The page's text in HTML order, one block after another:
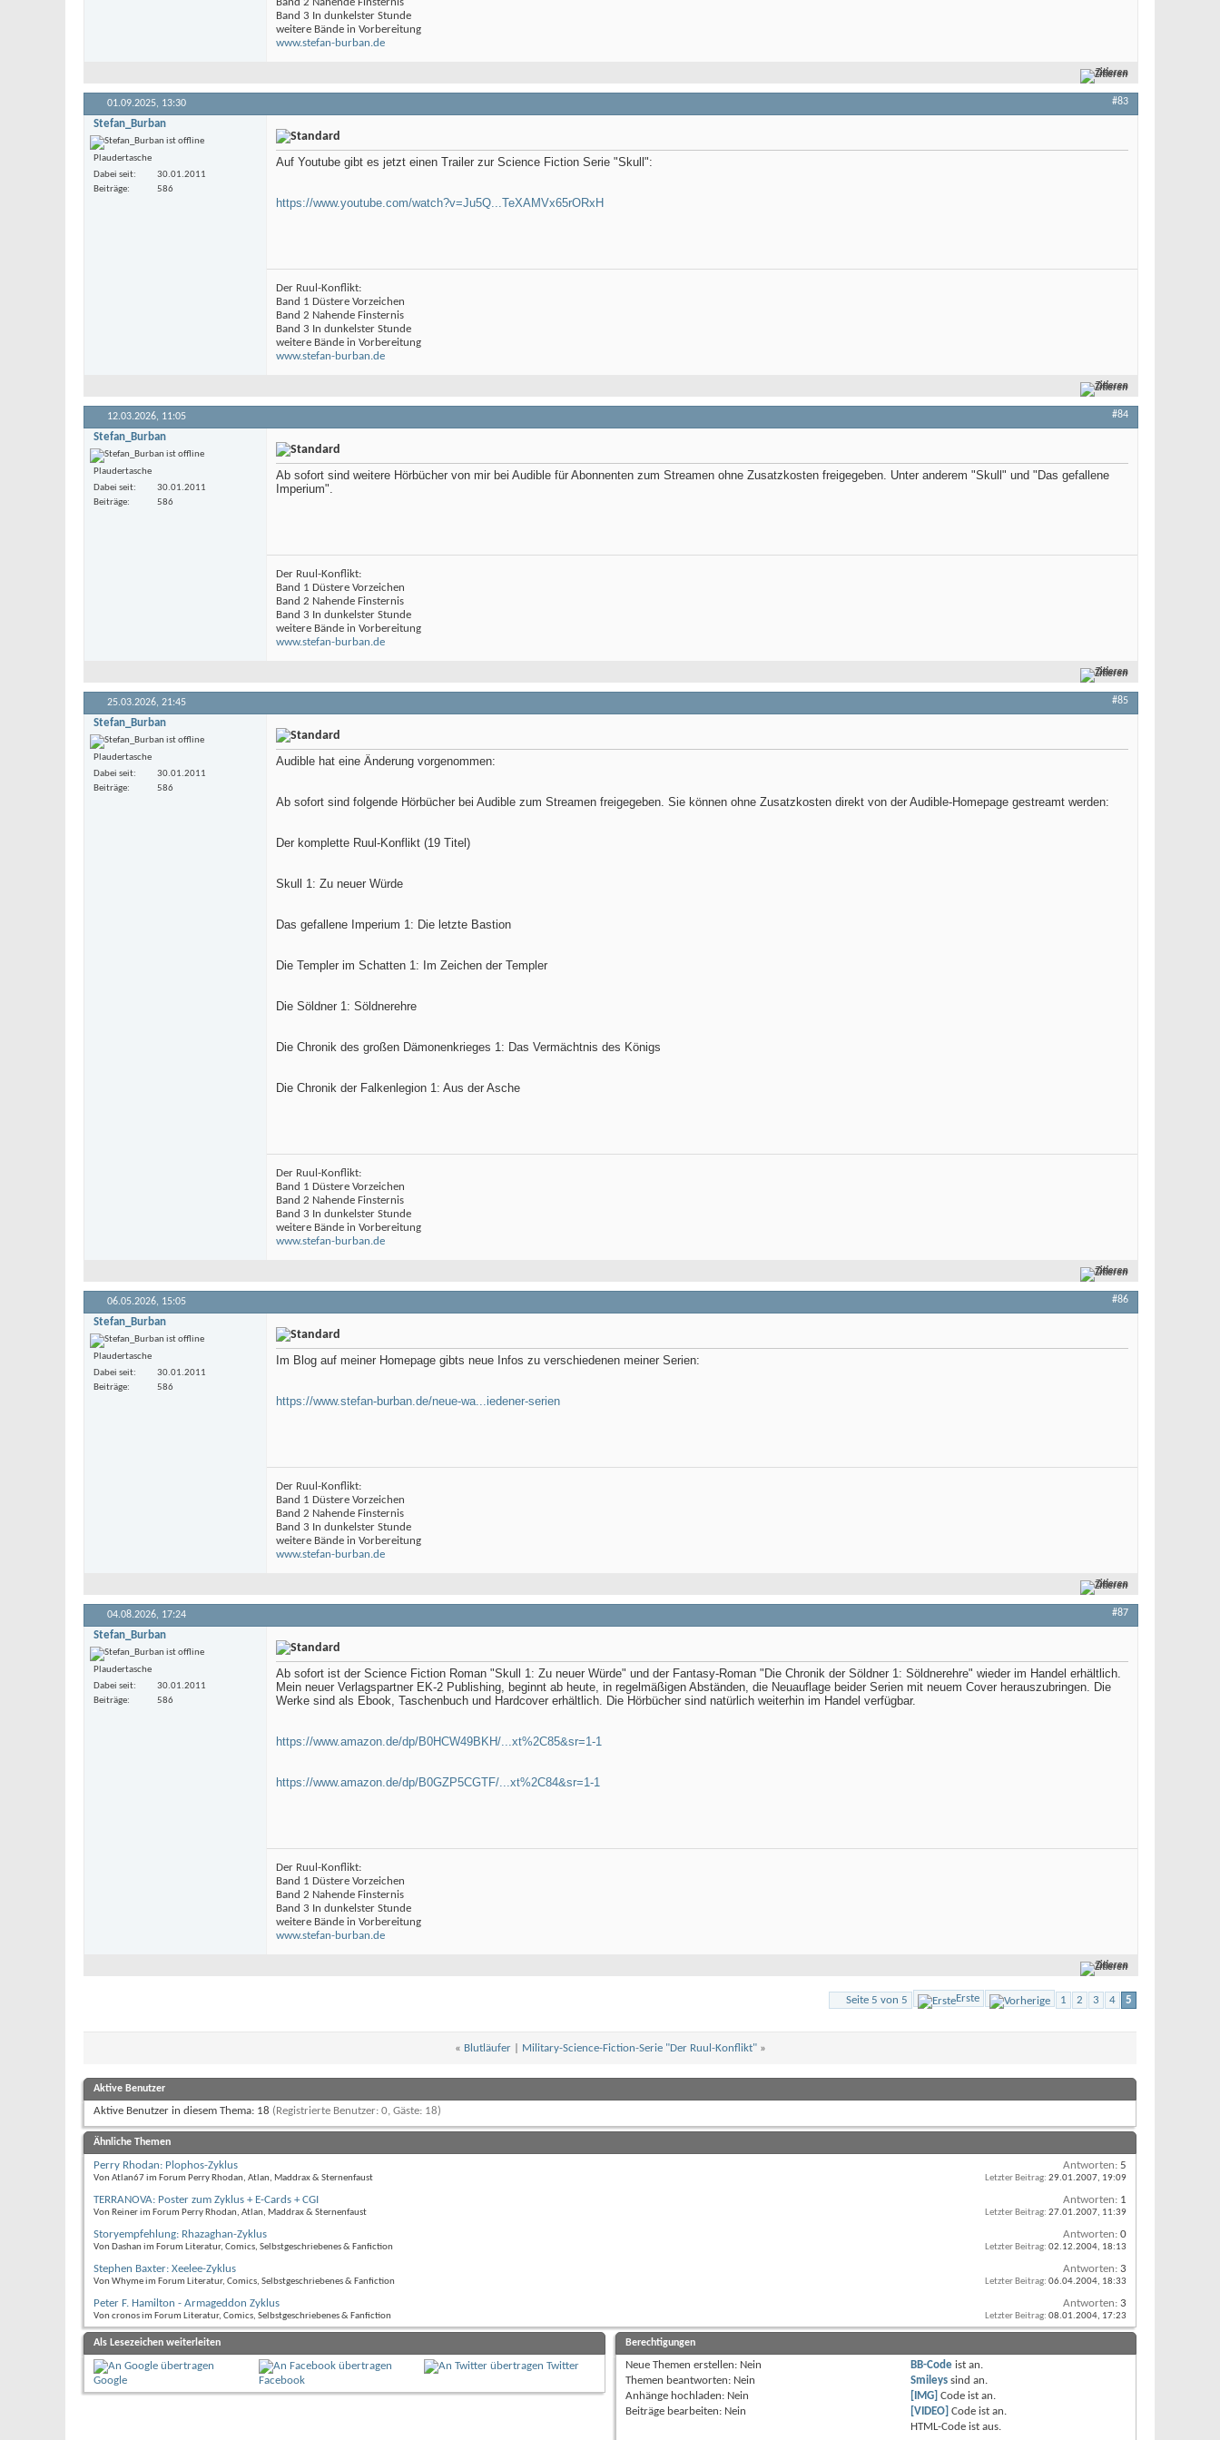
Band 2 Nahende Finsternis
Band 3 In dunkelster Stunde
weitere Bände in Vorbereitung
www.stefan-burban.de
Zitieren
01.09.2025, 13:30 #83
Stefan_Burban
Plaudertasche
Dabei seit
30.01.2011
Beiträge
586
Auf Youtube gibt es jetzt einen Trailer zur Science Fiction Serie "Skull":
https://www.youtube.com/watch?v=Ju5Q...TeXAMVx65rORxH
Der Ruul-Konflikt:
Band 1 Düstere Vorzeichen
Band 2 Nahende Finsternis
Band 3 In dunkelster Stunde
weitere Bände in Vorbereitung
www.stefan-burban.de
Zitieren
12.03.2026, 11:05 #84
Stefan_Burban
Plaudertasche
Dabei seit
30.01.2011
Beiträge
586
Ab sofort sind weitere Hörbücher von mir bei Audible für Abonnenten zum Streamen ohne Zusatzkosten freigegeben. Unter anderem "Skull" und "Das gefallene
Imperium".
Der Ruul-Konflikt:
Band 1 Düstere Vorzeichen
Band 2 Nahende Finsternis
Band 3 In dunkelster Stunde
weitere Bände in Vorbereitung
www.stefan-burban.de
Zitieren
25.03.2026, 21:45 #85
Stefan_Burban
Plaudertasche
Dabei seit
30.01.2011
Beiträge
586
Audible hat eine Änderung vorgenommen:
Ab sofort sind folgende Hörbücher bei Audible zum Streamen freigegeben. Sie können ohne Zusatzkosten direkt von der Audible-Homepage gestreamt werden:
Der komplette Ruul-Konflikt (19 Titel)
Skull 1: Zu neuer Würde
Das gefallene Imperium 1: Die letzte Bastion
Die Templer im Schatten 1: Im Zeichen der Templer
Die Söldner 1: Söldnerehre
Die Chronik des großen Dämonenkrieges 1: Das Vermächtnis des Königs
Die Chronik der Falkenlegion 1: Aus der Asche
Der Ruul-Konflikt:
Band 1 Düstere Vorzeichen
Band 2 Nahende Finsternis
Band 3 In dunkelster Stunde
weitere Bände in Vorbereitung
www.stefan-burban.de
Zitieren
06.05.2026, 15:05 #86
Stefan_Burban
Plaudertasche
Dabei seit
30.01.2011
Beiträge
586
Im Blog auf meiner Homepage gibts neue Infos zu verschiedenen meiner Serien:
https://www.stefan-burban.de/neue-wa...iedener-serien
Der Ruul-Konflikt:
Band 1 Düstere Vorzeichen
Band 2 Nahende Finsternis
Band 3 In dunkelster Stunde
weitere Bände in Vorbereitung
www.stefan-burban.de
Zitieren
04.08.2026, 17:24 #87
Stefan_Burban
Plaudertasche
Dabei seit
30.01.2011
Beiträge
586
Ab sofort ist der Science Fiction Roman "Skull 1: Zu neuer Würde" und der Fantasy-Roman "Die Chronik der Söldner 1: Söldnerehre" wieder im Handel erhältlich.
Mein neuer Verlagspartner EK-2 Publishing, beginnt ab heute, in regelmäßigen Abständen, die Neuauflage beider Serien mit neuem Cover herauszubringen. Die
Werke sind als Ebook, Taschenbuch und Hardcover erhältlich. Die Hörbücher sind natürlich weiterhin im Handel verfügbar.
https://www.amazon.de/dp/B0HCW49BKH/...xt%2C85&sr=1-1
https://www.amazon.de/dp/B0GZP5CGTF/...xt%2C84&sr=1-1
Der Ruul-Konflikt:
Band 1 Düstere Vorzeichen
Band 2 Nahende Finsternis
Band 3 In dunkelster Stunde
weitere Bände in Vorbereitung
www.stefan-burban.de
Zitieren
Seite 5 von 5 Erste 1 2 3 4 5
« Blutläufer| Military-Science-Fiction-Serie "Der Ruul-Konflikt" »
Aktive Benutzer
Aktive Benutzer in diesem Thema: 18 (Registrierte Benutzer: 0, Gäste: 18)
Ähnliche Themen
Perry Rhodan: Plophos-Zyklus
Von Atlan67 im Forum Perry Rhodan, Atlan, Maddrax & Sternenfaust
Antworten: 5
Letzter Beitrag: 29.01.2007, 19:09
TERRANOVA: Poster zum Zyklus + E-Cards + CGI
Von Reiner im Forum Perry Rhodan, Atlan, Maddrax & Sternenfaust
Antworten: 1
Letzter Beitrag: 27.01.2007, 11:39
Storyempfehlung: Rhazaghan-Zyklus
Von Dashan im Forum Literatur, Comics, Selbstgeschriebenes & Fanfiction
Antworten: 0
Letzter Beitrag: 02.12.2004, 18:13
Stephen Baxter: Xeelee-Zyklus
Von Whyme im Forum Literatur, Comics, Selbstgeschriebenes & Fanfiction
Antworten: 3
Letzter Beitrag: 06.04.2004, 18:33
Peter F. Hamilton - Armageddon Zyklus
Von cronos im Forum Literatur, Comics, Selbstgeschriebenes & Fanfiction
Antworten: 3
Letzter Beitrag: 08.01.2004, 17:23
Als Lesezeichen weiterleiten
Google Facebook
Twitter
Berechtigungen
Neue Themen erstellen: Nein
Themen beantworten: Nein
Anhänge hochladen: Nein
Beiträge bearbeiten: Nein
BB-Codeist an.
Smileyssind an.
[IMG] Code ist an.
[VIDEO] Code ist an.
HTML-Code ist aus.